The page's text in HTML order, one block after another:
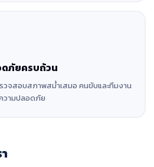
ดภัยครบถ้วน
วจสอบสภาพสม่ำเสมอ คนขับและทีมงาน
วามปลอดภัย